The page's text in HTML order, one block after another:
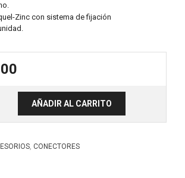
Zinc con sistema de fijación
aéreo cuerpo metálico, MARK MBA 200. cantidad
AÑADIR AL CARRITO
CONECTORES